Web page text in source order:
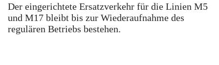
Der eingerichtete Ersatzverkehr für die Linien M5
und M17 bleibt bis zur Wiederaufnahme des
regulären Betriebs bestehen.